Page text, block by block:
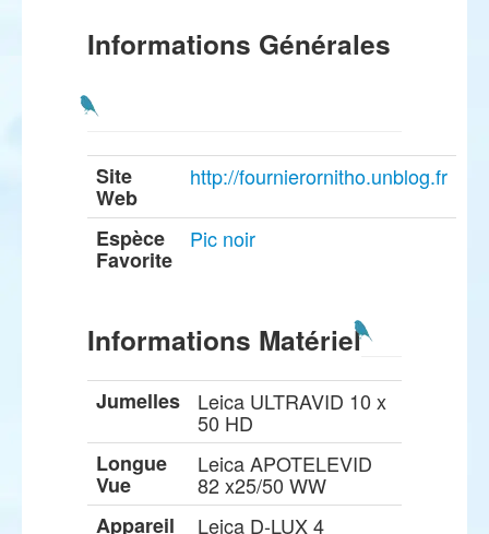
Informations Générales
Site
Web
http://fournierornitho.unblog.fr
Espèce
Favorite
Pic noir
Informations Matériel
Jumelles Leica ULTRAVID 10 x
50 HD
Longue
Vue
Leica APOTELEVID
82 x25/50 WW
Appareil
Leica D-LUX 4